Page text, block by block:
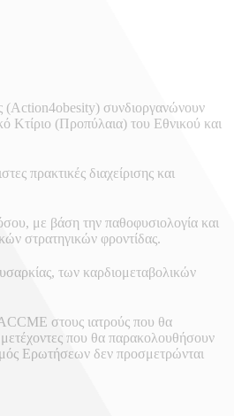
(Action4obesity) συνδιοργανώνουν
Κτίριο (Προπύλαια) του Εθνικού και
πρακτικές διαχείρισης και
με βάση την παθοφυσιολογία και
στρατηγικών φροντίδας.
των καρδιομεταβολικών
στους ιατρούς που θα
που θα παρακολουθήσουν
Ερωτήσεων δεν προσμετρώνται